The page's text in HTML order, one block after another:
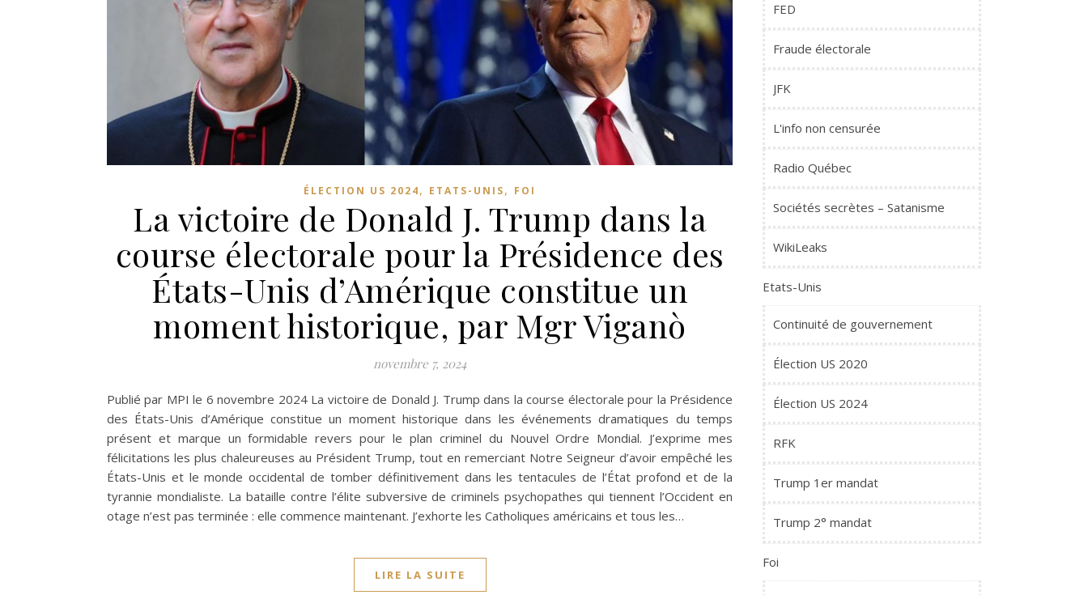
ÉLECTION US 2024, ETATS-UNIS, FOI
La victoire de Donald J. Trump dans la
course électorale pour la Présidence des
États-Unis d’Amérique constitue un
moment historique, par Mgr Viganò
novembre 7, 2024
Publié par MPI le 6 novembre 2024 La victoire de Donald J. Trump dans la course électorale pour la Présidence
des États-Unis d’Amérique constitue un moment historique dans les événements dramatiques du temps
présent et marque un formidable revers pour le plan criminel du Nouvel Ordre Mondial. J’exprime mes
félicitations les plus chaleureuses au Président Trump, tout en remerciant Notre Seigneur d’avoir empêché les
États-Unis et le monde occidental de tomber définitivement dans les tentacules de l’État profond et de la
tyrannie mondialiste. La bataille contre l’élite subversive de criminels psychopathes qui tiennent l’Occident en
otage n’est pas terminée : elle commence maintenant. J’exhorte les Catholiques américains et tous les…
LIRE LA SUITE
FED
Fraude électorale
JFK
L'info non censurée
Radio Québec
Sociétés secrètes – Satanisme
WikiLeaks
Etats-Unis
Continuité de gouvernement
Élection US 2020
Élection US 2024
RFK
Trump 1er mandat
Trump 2° mandat
Foi